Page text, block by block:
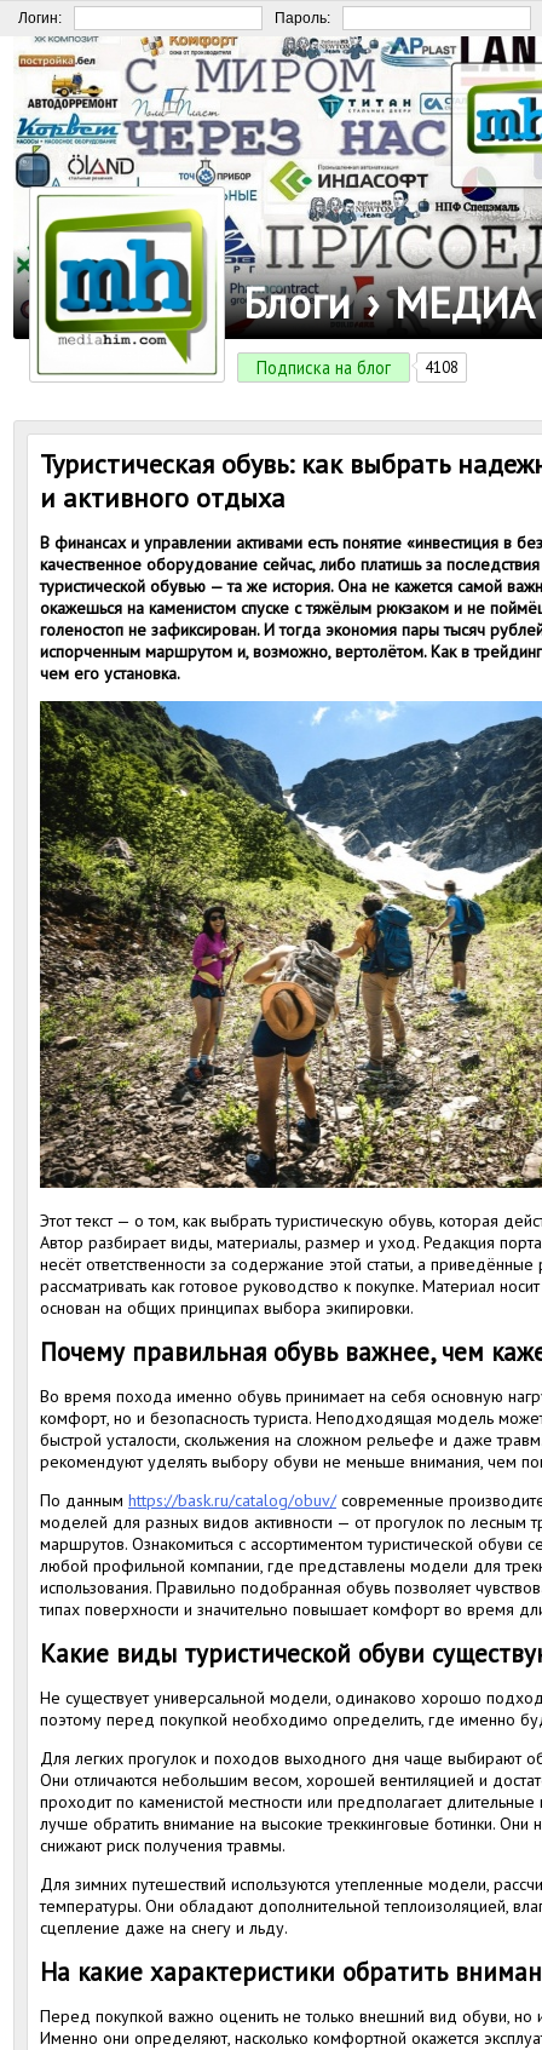
Логин: Пароль:
Блоги ›
Подписка на блог 4108
Туристическая обувь: как выбрать
и активного отдыха
В финансах и управлении активами есть понятие «инвестиция в
качественное оборудование сейчас, либо платишь за последствия
туристической обувью — та же история. Она не кажется самой
окажешься на каменистом спуске с тяжёлым рюкзаком и не
голеностоп не зафиксирован. И тогда экономия пары тысяч
испорченным маршрутом и, возможно, вертолётом. Как в
чем его установка.
Этот текст — о том, как выбрать туристическую обувь, которая
Автор разбирает виды, материалы, размер и уход. Редакция
несёт ответственности за содержание этой статьи, а
рассматривать как готовое руководство к покупке. Материал
основан на общих принципах выбора экипировки.
Почему правильная обувь важнее, чем
Во время похода именно обувь принимает на себя основную
комфорт, но и безопасность туриста. Неподходящая модель
быстрой усталости, скольжения на сложном рельефе и даже
рекомендуют уделять выбору обуви не меньше внимания, чем
По данным https://bask.ru/catalog/obuv/современные
моделей для разных видов активности — от прогулок по лесным
маршрутов. Ознакомиться с ассортиментом туристической обуви
любой профильной компании, где представлены модели для
использования. Правильно подобранная обувь позволяет
типах поверхности и значительно повышает комфорт во время
Какие виды туристической обуви
Не существует универсальной модели, одинаково хорошо
поэтому перед покупкой необходимо определить, где именно
Для легких прогулок и походов выходного дня чаще выбирают
Они отличаются небольшим весом, хорошей вентиляцией и
проходит по каменистой местности или предполагает
лучше обратить внимание на высокие треккинговые ботинки.
снижают риск получения травмы.
Для зимних путешествий используются утепленные модели,
температуры. Они обладают дополнительной теплоизоляцией,
сцепление даже на снегу и льду.
На какие характеристики обратить
Перед покупкой важно оценить не только внешний вид обуви, но
Именно они определяют, насколько комфортной окажется